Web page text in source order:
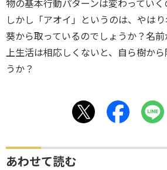
物の基本行動パターンは変わっていく
しかし「アオイ」というのは、やは
葵から取っているのでしょうか？名
上生活は相応しくないと、自ら樹か
うか？
あわせて読む